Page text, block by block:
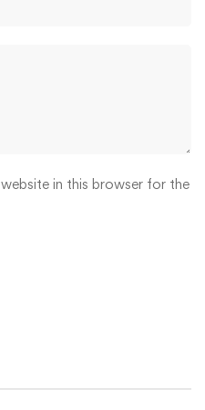
in this browser for the